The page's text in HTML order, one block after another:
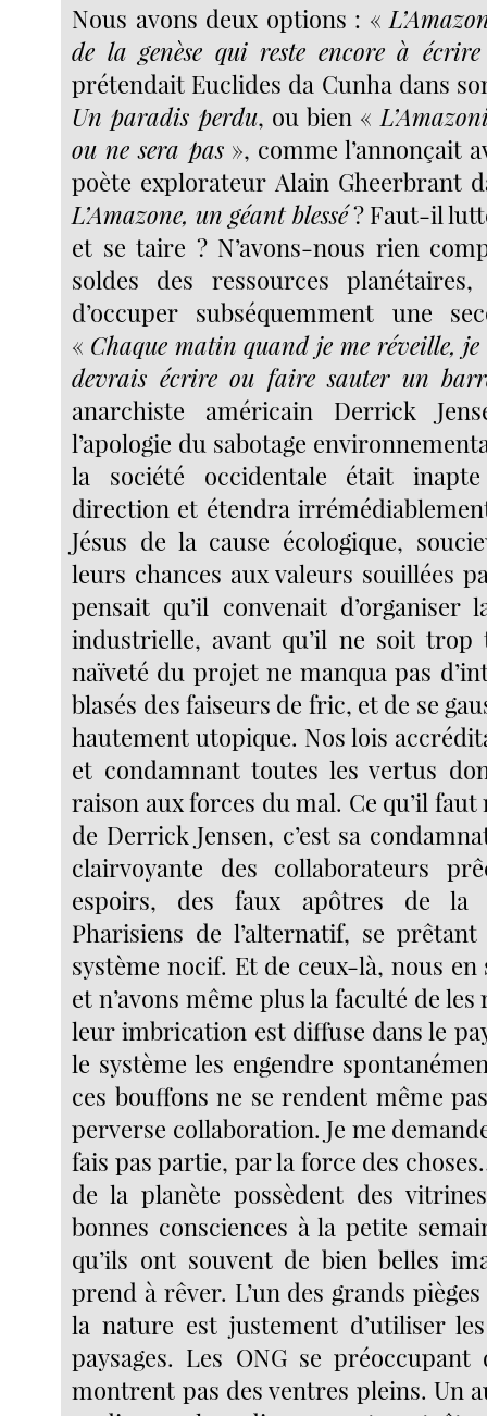
Nous avons deux options : «
de la genèse qui reste encore à
prétendait Euclides da Cunha dans
Un paradis perdu, ou bien «
ou ne sera pas», comme l’annonçait
poète explorateur Alain Gheerbrant
L’Amazone, un géant blessé? Faut-il
et se taire ? N’avons-nous rien
soldes des ressources
d’occuper subséquemment une
« Chaque matin quand je me réveille, je
devrais écrire ou faire sauter un
anarchiste américain Derrick
l’apologie du sabotage
la société occidentale était
direction et étendra
Jésus de la cause écologique,
leurs chances aux valeurs souillées
pensait qu’il convenait d’organiser
industrielle, avant qu’il ne soit trop
naïveté du projet ne manqua pas
blasés des faiseurs de fric, et de se
hautement utopique. Nos lois
et condamnant toutes les vertus
raison aux forces du mal. Ce qu’il
de Derrick Jensen, c’est sa
clairvoyante des collaborateurs
espoirs, des faux apôtres de la
Pharisiens de l’alternatif, se
système nocif. Et de ceux-là, nous en
et n’avons même plus la faculté de
leur imbrication est diffuse dans le
le système les engendre
ces bouffons ne se rendent même
perverse collaboration. Je me
fais pas partie, par la force des
de la planète possèdent des
bonnes consciences à la petite
qu’ils ont souvent de bien belles
prend à rêver. L’un des grands
la nature est justement d’utiliser
paysages. Les ONG se
montrent pas des ventres pleins. Un